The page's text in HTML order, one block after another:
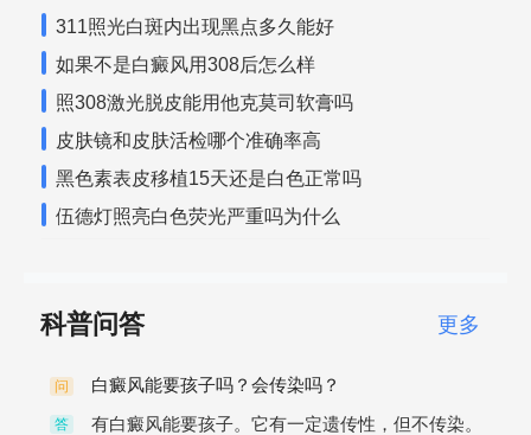
311照光白斑内出现黑点多久能好
如果不是白癜风用308后怎么样
照308激光脱皮能用他克莫司软膏吗
皮肤镜和皮肤活检哪个准确率高
黑色素表皮移植15天还是白色正常吗
伍德灯照亮白色荧光严重吗为什么
科普问答 更多
问 白癜风能要孩子吗？会传染吗？
答
有白癜风能要孩子。它有一定遗传性，但不传染。